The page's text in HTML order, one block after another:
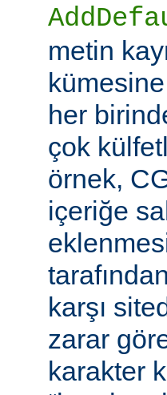
metin
her
çok
örnek,
içeriğe
karşı
zarar
karakter